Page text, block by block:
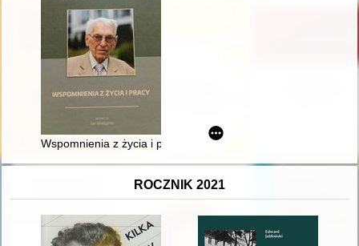
Wspomnienia z życia i pracy
ROCZNIK 2021